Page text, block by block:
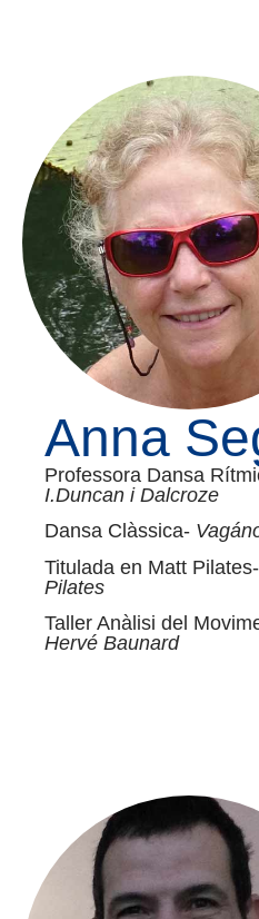
Anna
Professora Dansa
I.Duncan i Dalcroze
Dansa Clàssica-
Titulada en Matt Pilates-
Pilates
Taller Anàlisi del
Hervé Baunard